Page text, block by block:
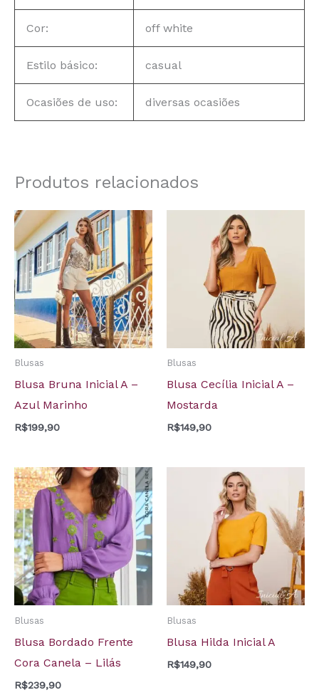
Cor: off white
Estilo básico: casual
Ocasiões de uso: diversas ocasiões
Produtos relacionados
Blusas
Blusa Bruna Inicial A –
Azul Marinho
R$199,90
Blusas
Blusa Cecília Inicial A –
Mostarda
R$149,90
Blusas
Blusa Bordado Frente
Cora Canela – Lilás
R$239,90
Blusas
Blusa Hilda Inicial A
R$149,90